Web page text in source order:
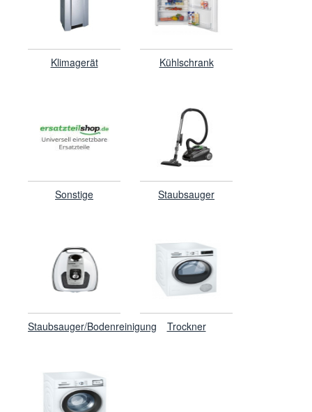
Klimagerät Kühlschrank
Sonstige Staubsauger
Staubsauger/Bodenreinigung Trockner